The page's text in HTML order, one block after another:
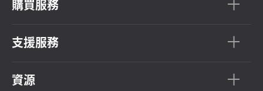
購買服務
支援服務
資源